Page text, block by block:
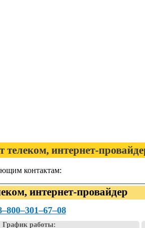
телеком, интернет-
контактам:
интернет-провайдер
График работы: